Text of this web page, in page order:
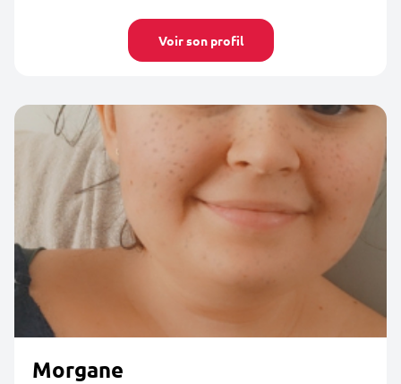
Voir son profil
Morgane